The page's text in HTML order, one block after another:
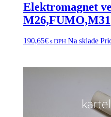
Elektromagnet
M26,FUMO,M31
190,65€ s DPH Na sklade